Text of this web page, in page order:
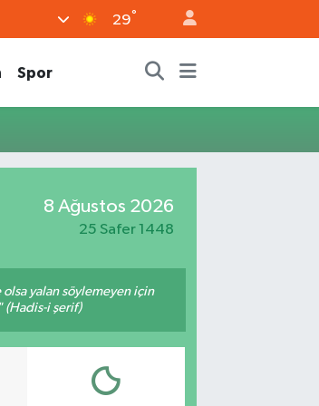
29°
Spor
8 Ağustos 2026
25 Safer 1448
yalan söylemeyen için
(Hadis-i şerif)